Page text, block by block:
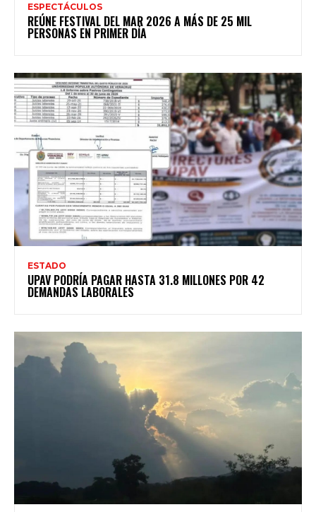
ESPECTÁCULOS
REÚNE FESTIVAL DEL MAR 2026 A MÁS DE 25 MIL
PERSONAS EN PRIMER DÍA
ESTADO
UPAV PODRÍA PAGAR HASTA 31.8 MILLONES POR 42
DEMANDAS LABORALES